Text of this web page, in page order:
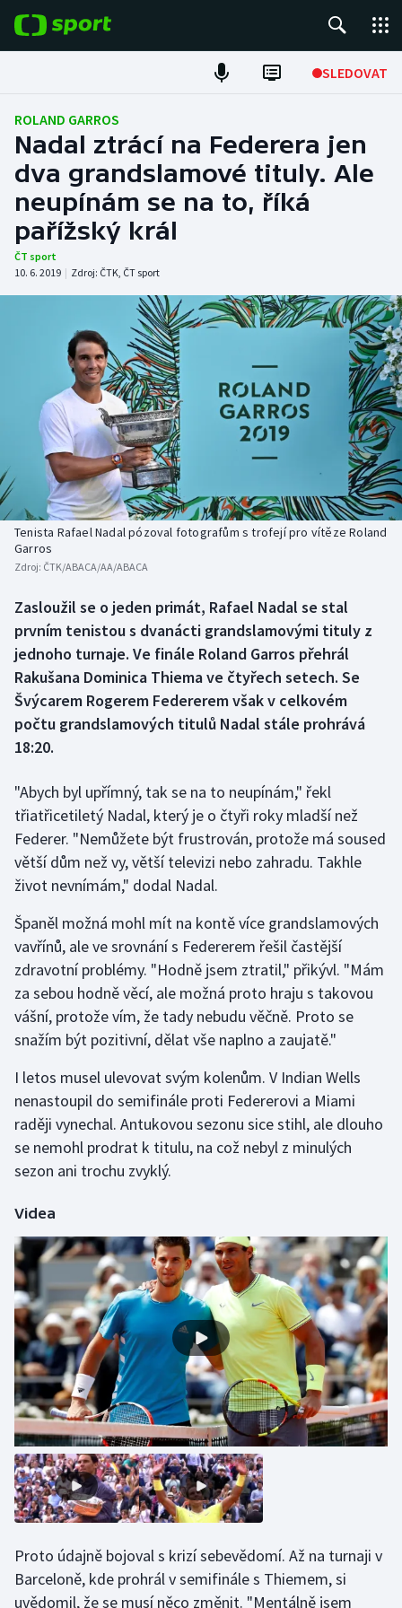
SLEDOVAT
Fotbal
Hokej
Tenis
Atletika
DALŠÍ SPORTY
Americký fotbal
Baseball a softbal
Basketbal
Biatlon
Boby a skeleton
Curling
Dostihy
Florbal
Golf
Gymnastika
Házená
Jezdectví
Judo
Krasobruslení
Lyže a snowboard
Moderní pětiboj
Olympijské hry
Parasport
Plavání
Plážový volejbal
Ragby
Rychlobruslení
Rychlostní kanoistika
Sportovní střelba
NEPŘEHLÉDNĚTE
Soutěže
Historické návraty
Aplikace ČT sport
AZ kvíz
ROLAND GARROS
Nadal ztrácí na Federera jen
dva grandslamové tituly. Ale
neupínám se na to, říká
pařížský král
ČT sport
10. 6. 2019 | Zdroj: ČTK, ČT sport
Tenista Rafael Nadal pózoval fotografům s trofejí pro vítěze Roland
Garros
Zdroj: ČTK/ABACA/AA/ABACA
Zasloužil se o jeden primát, Rafael Nadal se stal
prvním tenistou s dvanácti grandslamovými tituly z
jednoho turnaje. Ve finále Roland Garros přehrál
Rakušana Dominica Thiema ve čtyřech setech. Se
Švýcarem Rogerem Federerem však v celkovém
počtu grandslamových titulů Nadal stále prohrává
18:20.
"Abych byl upřímný, tak se na to neupínám," řekl
třiatřicetiletý Nadal, který je o čtyři roky mladší než
Federer. "Nemůžete být frustrován, protože má soused
větší dům než vy, větší televizi nebo zahradu. Takhle
život nevnímám," dodal Nadal.
Španěl možná mohl mít na kontě více grandslamových
vavřínů, ale ve srovnání s Federerem řešil častější
zdravotní problémy. "Hodně jsem ztratil," přikývl. "Mám
za sebou hodně věcí, ale možná proto hraju s takovou
vášní, protože vím, že tady nebudu věčně. Proto se
snažím být pozitivní, dělat vše naplno a zaujatě."
I letos musel ulevovat svým kolenům. V Indian Wells
nenastoupil do semifinále proti Federerovi a Miami
raději vynechal. Antukovou sezonu sice stihl, ale dlouho
se nemohl prodrat k titulu, na což nebyl z minulých
sezon ani trochu zvyklý.
Videa
Proto údajně bojoval s krizí sebevědomí. Až na turnaji v
Barceloně, kde prohrál v semifinále s Thiemem, si
uvědomil, že se musí něco změnit. "Mentálně jsem